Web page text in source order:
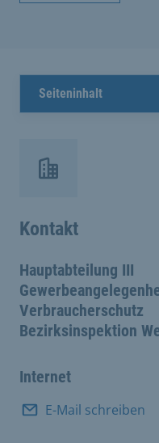
Seiteninhalt
Kontakt
Hauptabteilung III
Verbraucherschutz
Bezirksinspektion
Internet
E-Mail schreiben